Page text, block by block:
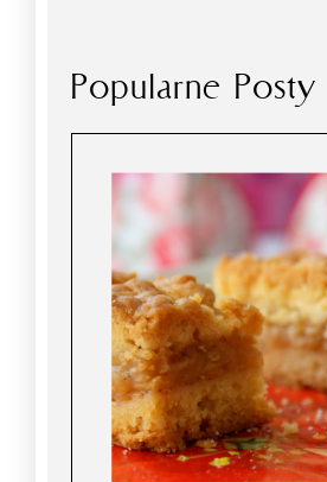
Popularne Posty